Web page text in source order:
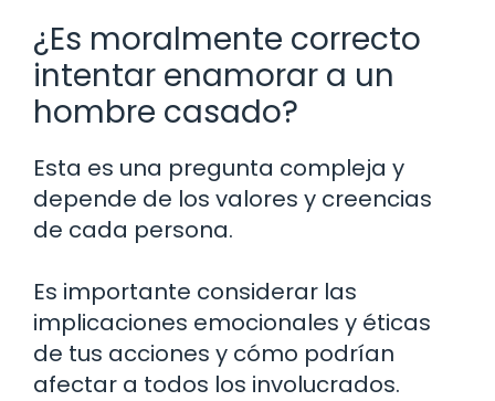
¿Es moralmente correcto
intentar enamorar a un
hombre casado?
Esta es una pregunta compleja y
depende de los valores y creencias
de cada persona.
Es importante considerar las
implicaciones emocionales y éticas
de tus acciones y cómo podrían
afectar a todos los involucrados.